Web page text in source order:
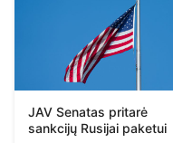
JAV Senatas pritarė
sankcijų Rusijai paketui